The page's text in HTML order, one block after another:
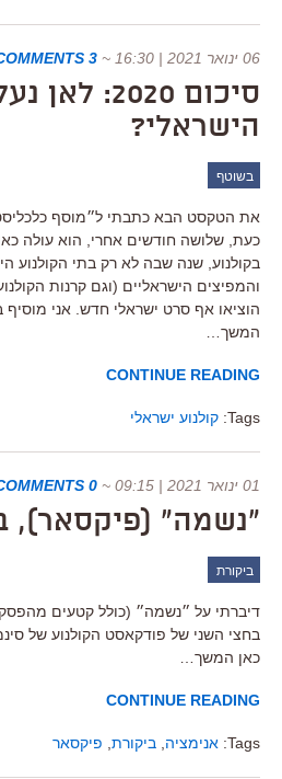
06 ינואר 2021 | 16:30 ~
3 COMMENTS
סיכום 2020:
הישראלי?
בשוטף
את הטקסט הבא כתבתי ל״מוסף
בקולנוע, שנה שבה לא רק בתי הקולנוע
והמפיצים הישראליים (וגם קרנות
הוציאו אף סרט ישראלי חדש. אני מוסיף
המשך…
CONTINUE READING
Tags: קולנוע ישראלי
01 ינואר 2021 | 09:15 ~
0 COMMENTS
"נשמה" (פיקסאר),
ביקורת
דיברתי על ״נשמה״ (כולל קטעים
בחצי השני של פודקאסט הקולנוע של
כאן המשך…
CONTINUE READING
Tags: אנימציה ביקורת פיקסאר